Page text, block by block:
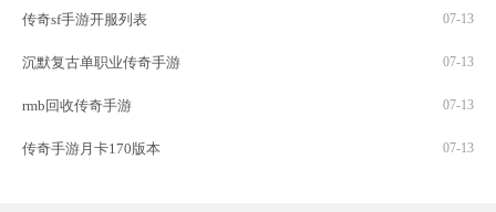
传奇sf手游开服列表 07-13
沉默复古单职业传奇手游 07-13
rmb回收传奇手游 07-13
传奇手游月卡170版本 07-13